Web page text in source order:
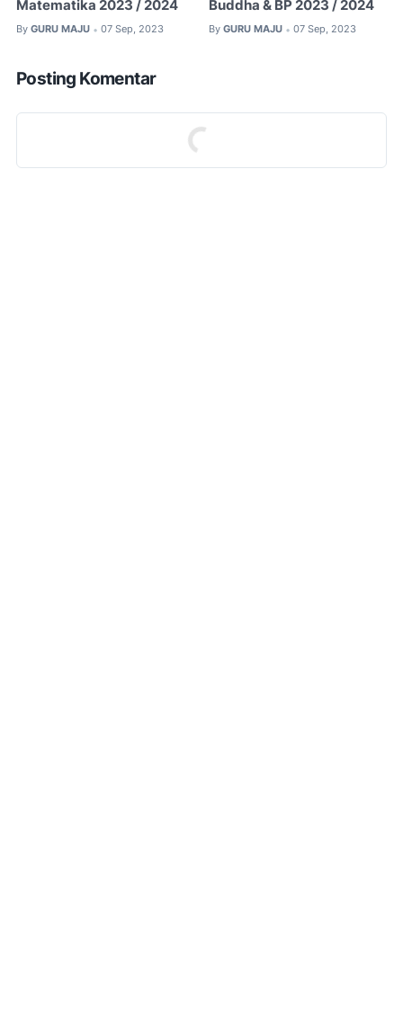
Matematika 2023 / 2024
By GURU MAJU • 07 Sep, 2023
Buddha & BP 2023 / 2024
By GURU MAJU • 07 Sep, 2023
Posting Komentar